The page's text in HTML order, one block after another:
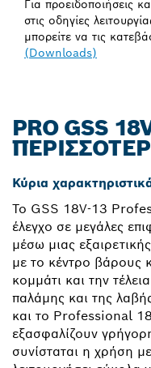
Για προειδοποιήσεις
στις οδηγίες
μπορείτε να τις
(Downloads)
PRO GSS
Κύρια
Το GSS 18V-13
έλεγχο σε μεγάλες
μέσω μιας
με το κέντρο βάρους
κομμάτι και την
παλάμης και της
και το Professional
εξασφαλίζουν
συνίσταται η χρήση